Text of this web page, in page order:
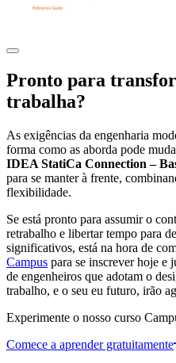
Pronto para
trabalha?
As exigências da engenharia
forma como as aborda pode
IDEA StatiCa Connection –
para se manter à frente,
flexibilidade.
Se está pronto para assumir o
retrabalho e libertar tempo para
significativos, está na hora de
Campus para se inscrever hoje e
de engenheiros que adotam o
trabalho, e o seu eu futuro, irão
Experimente o nosso curso
Comece a aprender gratuitamente